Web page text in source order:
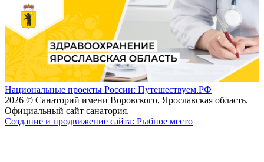
Национальные проекты России: Путешествуем.РФ
2026 © Санаторий имени Воровского, Ярославская область.
Официальный сайт санатория.
Создание и продвижение сайта: Рыбное место